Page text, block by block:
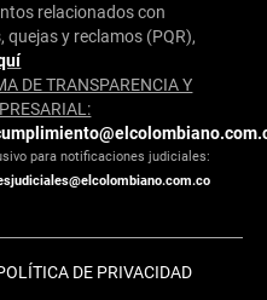
relacionados con
quejas y reclamos (PQR),
DE TRANSPARENCIA Y
para notificaciones judiciales:
DE PRIVACIDAD